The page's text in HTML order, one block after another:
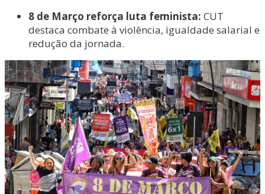
8 de Março reforça luta feminista: CUT
destaca combate à violência, igualdade salarial e
redução da jornada.